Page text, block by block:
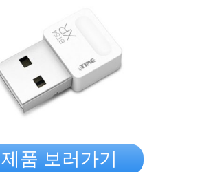
제품 보러가기